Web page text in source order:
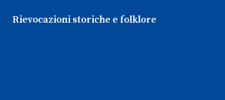
Rievocazioni storiche e folklore